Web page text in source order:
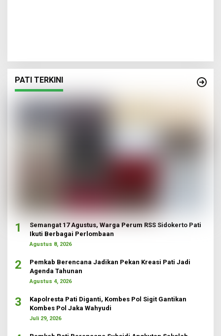
PATI TERKINI
1
Semangat 17 Agustus, Warga Perum RSS Sidokerto Pati
Ikuti Berbagai Perlombaan
Agustus 8, 2026
2
Pemkab Berencana Jadikan Pekan Kreasi Pati Jadi
Agenda Tahunan
Agustus 4, 2026
3
Kapolresta Pati Diganti, Kombes Pol Sigit Gantikan
Kombes Pol Jaka Wahyudi
Juli 29, 2026